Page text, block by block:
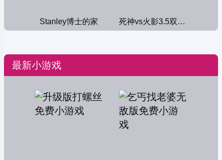
Stanley博士的家 死神vs火影3.5双人版
最新小游戏